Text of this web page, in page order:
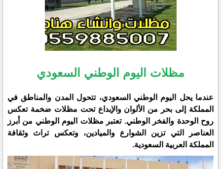
مظلات اليوم الوطني السعودي
عندما يحل اليوم الوطني السعودي، تتحول المدن والمناطق في
المملكة إلى بحر من الألوان والإبداع تحت مظلات ضخمة تعكس
روح الوحدة والفخر الوطني. تعتبر مظلات اليوم الوطني من أبرز
العناصر التي تزين الشوارع والميادين، وتعكس تراث وثقافة
المملكة العربية السعودية.